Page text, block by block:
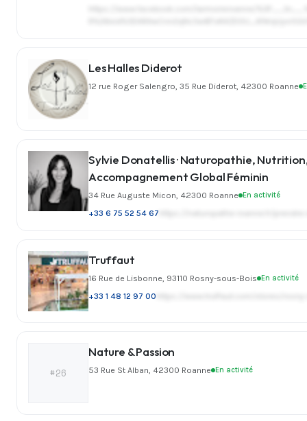
Les Halles Diderot
12 rue Roger Salengro, 35 Rue Diderot, 42300 Roanne
Sylvie Donatellis · Naturopathie, Nutrition,
Accompagnement Global Féminin
34 Rue Auguste Micon, 42300 Roanne En activité
+33 6 75 52 54 67
Truffaut
16 Rue de Lisbonne, 93110 Rosny-sous-Bois En activité
+33 1 48 12 97 00
#26
Nature & Passion
53 Rue St Alban, 42300 Roanne En activité